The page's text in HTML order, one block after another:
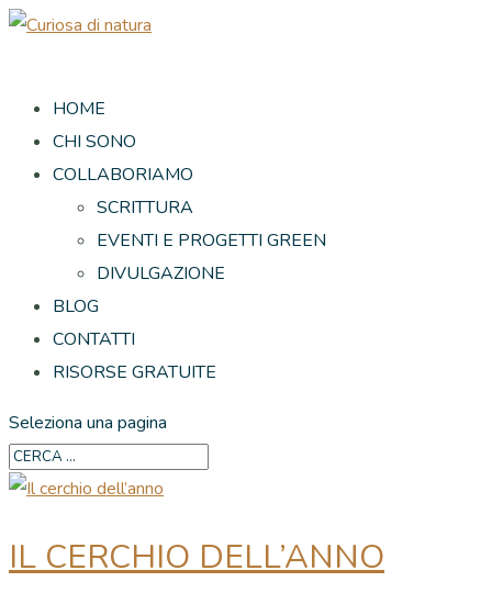
HOME
CHI SONO
COLLABORIAMO
SCRITTURA
EVENTI E PROGETTI GREEN
DIVULGAZIONE
BLOG
CONTATTI
RISORSE GRATUITE
Seleziona una pagina
IL CERCHIO DELL’ANNO